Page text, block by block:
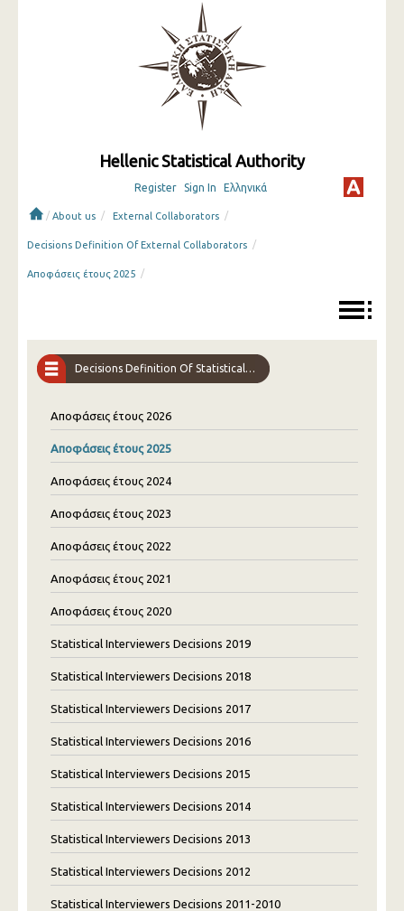
Hellenic Statistical Authority
Register Sign In Ελληνικά
/ About us / External Collaborators /
Decisions Definition Of External Collaborators /
Αποφάσεις έτους 2025 /
Decisions Definition Of Statistical Interviewers
Αποφάσεις έτους 2026
Αποφάσεις έτους 2025
Αποφάσεις έτους 2024
Αποφάσεις έτους 2023
Αποφάσεις έτους 2022
Αποφάσεις έτους 2021
Αποφάσεις έτους 2020
Statistical Interviewers Decisions 2019
Statistical Interviewers Decisions 2018
Statistical Interviewers Decisions 2017
Statistical Interviewers Decisions 2016
Statistical Interviewers Decisions 2015
Statistical Interviewers Decisions 2014
Statistical Interviewers Decisions 2013
Statistical Interviewers Decisions 2012
Statistical Interviewers Decisions 2011-2010